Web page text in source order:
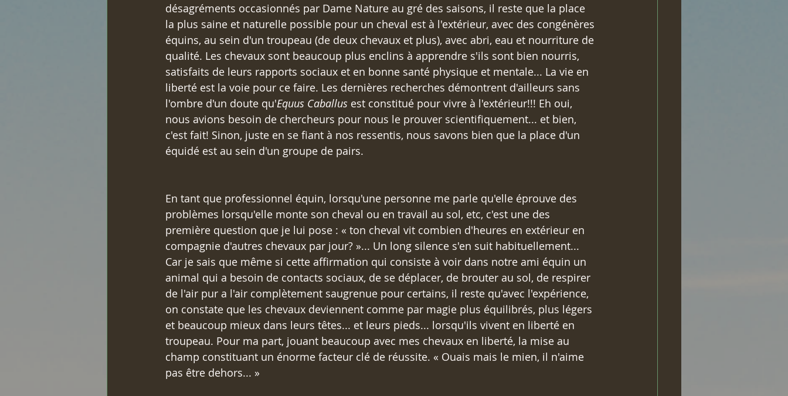
désagréments occasionnés par Dame Nature au gré des saisons, il reste que la place
la plus saine et naturelle possible pour un cheval est à l'extérieur, avec des congénères
équins, au sein d'un troupeau (de deux chevaux et plus), avec abri, eau et nourriture de
qualité. Les chevaux sont beaucoup plus enclins à apprendre s'ils sont bien nourris,
satisfaits de leurs rapports sociaux et en bonne santé physique et mentale... La vie en
liberté est la voie pour ce faire. Les dernières recherches démontrent d'ailleurs sans
l'ombre d'un doute qu'Equus Caballus est constitué pour vivre à l'extérieur!!! Eh oui,
nous avions besoin de chercheurs pour nous le prouver scientifiquement... et bien,
c'est fait! Sinon, juste en se fiant à nos ressentis, nous savons bien que la place d'un
équidé est au sein d'un groupe de pairs.
En tant que professionnel équin, lorsqu'une personne me parle qu'elle éprouve des
problèmes lorsqu'elle monte son cheval ou en travail au sol, etc, c'est une des
première question que je lui pose : « ton cheval vit combien d'heures en extérieur en
compagnie d'autres chevaux par jour? »... Un long silence s'en suit habituellement...
Car je sais que même si cette affirmation qui consiste à voir dans notre ami équin un
animal qui a besoin de contacts sociaux, de se déplacer, de brouter au sol, de respirer
de l'air pur a l'air complètement saugrenue pour certains, il reste qu'avec l'expérience,
on constate que les chevaux deviennent comme par magie plus équilibrés, plus légers
et beaucoup mieux dans leurs têtes... et leurs pieds... lorsqu'ils vivent en liberté en
troupeau. Pour ma part, jouant beaucoup avec mes chevaux en liberté, la mise au
champ constituant un énorme facteur clé de réussite. « Ouais mais le mien, il n'aime
pas être dehors... »